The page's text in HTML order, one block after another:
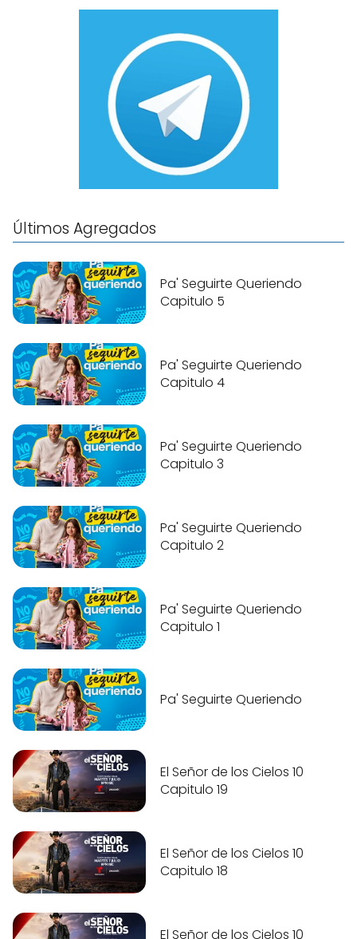
Últimos Agregados
Pa' Seguirte Queriendo
Capitulo 5
Pa' Seguirte Queriendo
Capitulo 4
Pa' Seguirte Queriendo
Capitulo 3
Pa' Seguirte Queriendo
Capitulo 2
Pa' Seguirte Queriendo
Capitulo 1
Pa' Seguirte Queriendo
El Señor de los Cielos 10
Capitulo 19
El Señor de los Cielos 10
Capitulo 18
El Señor de los Cielos 10